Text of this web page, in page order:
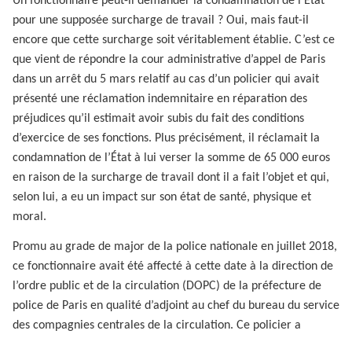
pour une supposée surcharge de travail ? Oui, mais faut-il
encore que cette surcharge soit véritablement établie. C’est ce
que vient de répondre la cour administrative d’appel de Paris
dans un arrêt du 5 mars relatif au cas d’un policier qui avait
présenté une réclamation indemnitaire en réparation des
préjudices qu’il estimait avoir subis du fait des conditions
d’exercice de ses fonctions. Plus précisément, il réclamait la
condamnation de l’État à lui verser la somme de 65 000 euros
en raison de la surcharge de travail dont il a fait l’objet et qui,
selon lui, a eu un impact sur son état de santé, physique et
moral.
Promu au grade de major de la police nationale en juillet 2018,
ce fonctionnaire avait été affecté à cette date à la direction de
l’ordre public et de la circulation (DOPC) de la préfecture de
police de Paris en qualité d’adjoint au chef du bureau du service
des compagnies centrales de la circulation. Ce policier a